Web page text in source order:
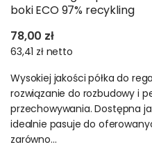
boki półek, przydadzą się do
narzędzi. Regał plastikowy
również w pokoju dziecięcym.
drobnych zabawek, np.
Regały plastikowe Jupiter
4, 5, 6 piętrowe –
nośność do 70 kg
boki ECO 97% recykling
78,00 zł
63,41 zł netto
Wysokiej jakości półka do
rozwiązanie do rozbudowy i
przechowywania. Dostępna
idealnie pasuje do
zarówno...